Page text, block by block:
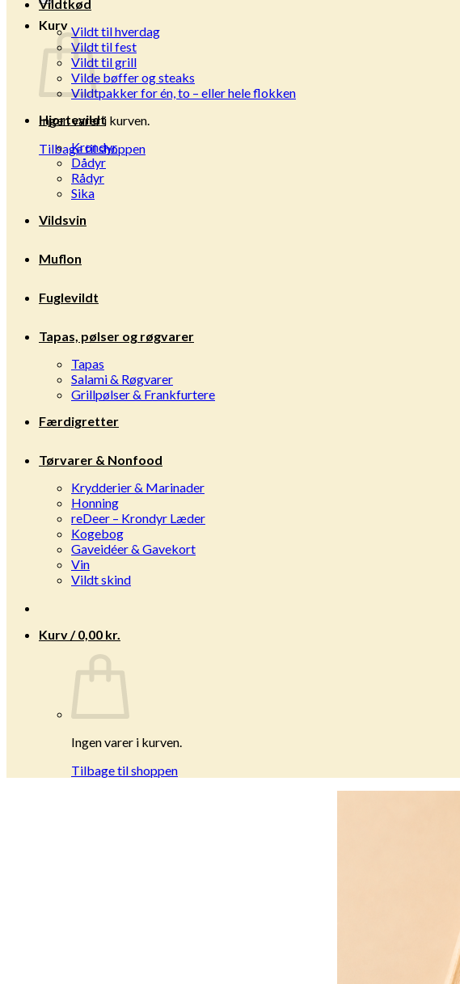
Kurv
Ingen varer i kurven.
Tilbage til shoppen
Vildtkød
Vildt til hverdag
Vildt til fest
Vildt til grill
Vilde bøffer og steaks
Vildtpakker for én, to – eller hele flokken
Hjortevildt
Krondyr
Dådyr
Rådyr
Sika
Vildsvin
Muflon
Fuglevildt
Tapas, pølser og røgvarer
Tapas
Salami & Røgvarer
Grillpølser & Frankfurtere
Færdigretter
Tørvarer & Nonfood
Krydderier & Marinader
Honning
reDeer – Krondyr Læder
Kogebog
Gaveidéer & Gavekort
Vin
Vildt skind
Kurv /0,00 kr.
Ingen varer i kurven.
Tilbage til shoppen